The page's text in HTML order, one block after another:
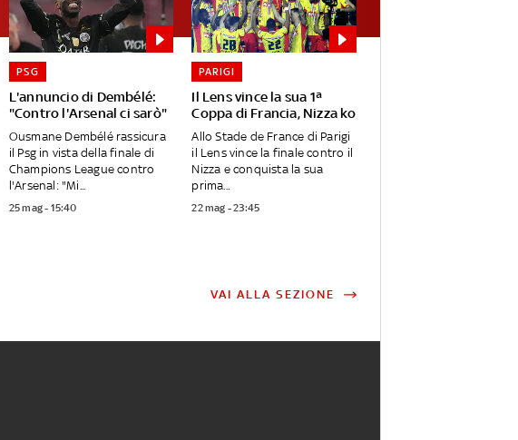
L'annuncio di Dembélé:
"Contro l'Arsenal ci sarò"
PSG
Ousmane Dembélé rassicura
il Psg in vista della finale di
Champions League contro
l'Arsenal: "Mi...
25 mag - 15:40
Il Lens vince la sua 1ª
Coppa di Francia, Nizza ko
PARIGI
Allo Stade de France di Parigi
il Lens vince la finale contro il
Nizza e conquista la sua
prima...
22 mag - 23:45
VAI ALLA SEZIONE